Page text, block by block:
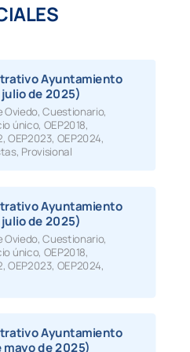
formulario que, tras
cumplimentarlo, generará una
También está disponible en la
plataforma la pestaña
situada en la parte superior
derecha de la página, para
comunicar cualquier
circunstancia.
dar solución a su incidencia con
carácter previo a la celebración
ejercicio.
del cuestionario de
publicación.
Ayuntamiento
de 2025)
Oviedo,Cuestionario,
único, OEP2018,
,OEP2023, OEP2024,
, Provisional
Ayuntamiento
de 2025)
Oviedo,Cuestionario,
único, OEP2018,
,OEP2023, OEP2024,
Ayuntamiento
mayo de 2025)